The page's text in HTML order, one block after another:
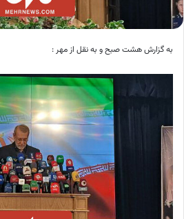
به گزارش هشت صبح و به نقل از مهر :